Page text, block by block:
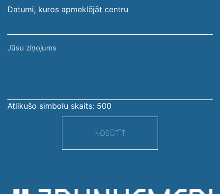
Datumi, kuros apmeklējāt centru
Jūsu
Atlikušo simbolu skaits: 500
NOSŪTĪT